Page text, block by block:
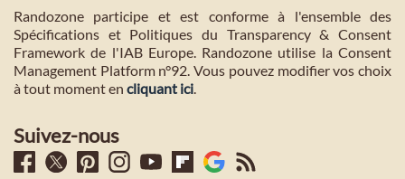
Randozone participe et est conforme à l'ensemble des
Spécifications et Politiques du Transparency & Consent
Framework de l'IAB Europe. Randozone utilise la Consent
Management Platform n°92. Vous pouvez modifier vos choix
à tout moment en cliquant ici.
Suivez-nous